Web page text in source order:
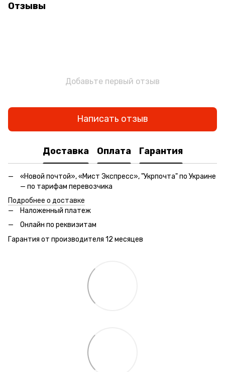
Отзывы
Добавьте первый отзыв
Написать отзыв
Доставка Оплата Гарантия
«Новой почтой», «Мист Экспресс», "Укрпочта" по Украине
— по тарифам перевозчика
Подробнее о доставке
Наложенный платеж
Онлайн по реквизитам
Гарантия от производителя 12 месяцев